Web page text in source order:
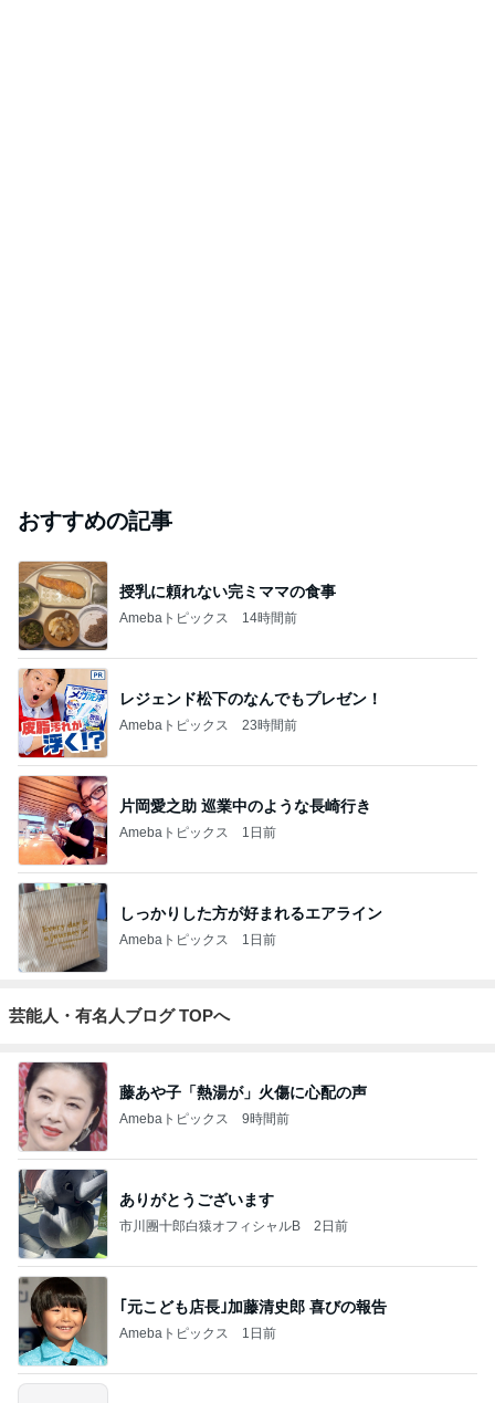
おすすめの記事
授乳に頼れない完ミママの食事
Amebaトピックス 14時間前
レジェンド松下のなんでもプレゼン！
Amebaトピックス 23時間前
片岡愛之助 巡業中のような長崎行き
Amebaトピックス 1日前
しっかりした方が好まれるエアライン
Amebaトピックス 1日前
芸能人・有名人ブログ TOPへ
藤あや子「熱湯が」火傷に心配の声
Amebaトピックス 9時間前
ありがとうございます
市川團十郎白猿オフィシャルB 2日前
｢元こども店長｣加藤清史郎 喜びの報告
Amebaトピックス 1日前